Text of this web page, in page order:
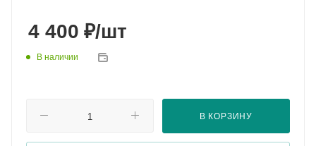
4 400 ₽/шт
В наличии
В КОРЗИНУ